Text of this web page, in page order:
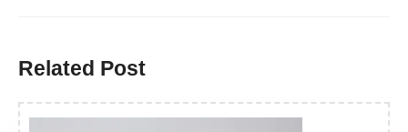
Related Post